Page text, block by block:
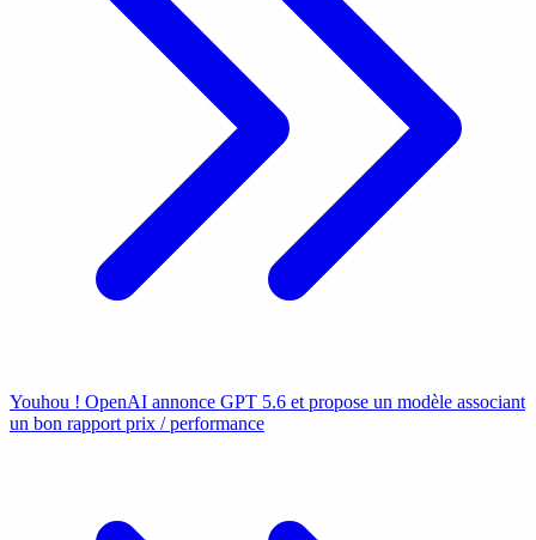
Youhou ! OpenAI annonce GPT 5.6 et propose un modèle associant
un bon rapport prix / performance